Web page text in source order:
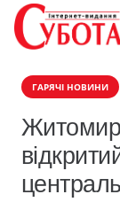
ГАРЯЧІ НОВИНИ